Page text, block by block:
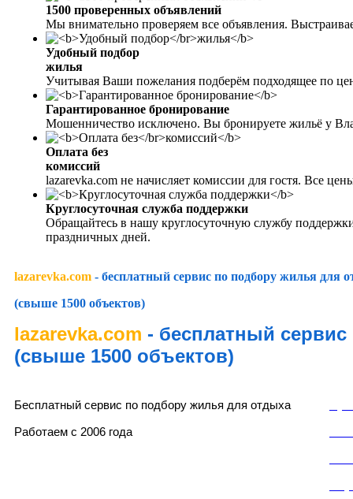
1500 проверенных объявлений
Мы внимательно проверяем все объявления.
Удобный подбор
жилья
Учитывая Ваши пожелания подберём подходящее по
Гарантированное бронирование
Мошенничество исключено. Вы бронируете жильё у
Оплата без
комиссий
lazarevka.com не начисляет комиссии для гостя. Все
Круглосуточная служба поддержки
Обращайтесь в нашу круглосуточную службу
праздничных дней.
lazarevka.com - бесплатный сервис по подбору жилья для
(свыше 1500 объектов)
lazarevka.com - бесплатный
(свыше 1500 объектов)
Бесплатный сервис по подбору жилья для отдыха
Работаем с 2006 года